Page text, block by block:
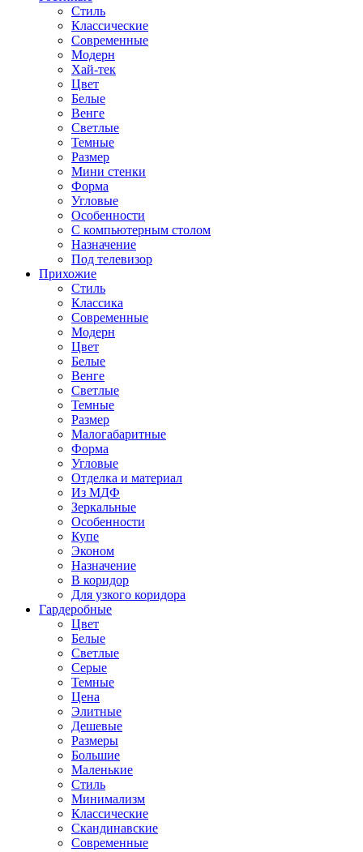
Стиль
Классические
Современные
Модерн
Хай-тек
Цвет
Белые
Венге
Светлые
Темные
Размер
Мини стенки
Форма
Угловые
Особенности
С компьютерным столом
Назначение
Под телевизор
Прихожие
Стиль
Классика
Современные
Модерн
Цвет
Белые
Венге
Светлые
Темные
Размер
Малогабаритные
Форма
Угловые
Отделка и материал
Из МДФ
Зеркальные
Особенности
Купе
Эконом
Назначение
В коридор
Для узкого коридора
Гардеробные
Цвет
Белые
Светлые
Серые
Темные
Цена
Элитные
Дешевые
Размеры
Большие
Маленькие
Стиль
Минимализм
Классические
Скандинавские
Современные